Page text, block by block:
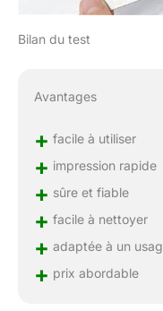
Bilan du test
Avantages
+ facile à utiliser
+ impression rapide
+ sûre et fiable
+ facile à nettoyer
+ adaptée à un
+ prix abordable